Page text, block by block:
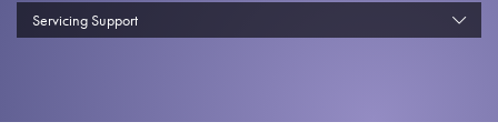
Servicing Support
Política de Privacidade